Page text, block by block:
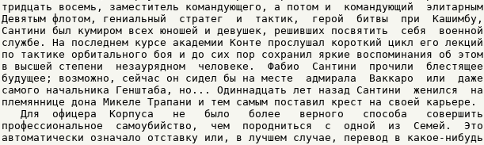
тридцать восемь, заместитель командующего, а потом и  командующий  элитарным
Девятым флотом, гениальный  стратег  и  тактик,  герой  битвы  при  Кашимбу,
Сантини был кумиром всех юношей и девушек, решивших посвятить  себя  военной
службе. На последнем курсе академии Конте прослушал короткий цикл его лекций
по тактике орбитального боя и до сих пор сохранил яркие воспоминания об этом
в высшей степени  незаурядном  человеке.  Фабио  Сантини  прочили  блестящее
будущее; возможно, сейчас он сидел бы на месте  адмирала  Ваккаро  или  даже
самого начальника Генштаба, но... Одиннадцать лет назад Сантини  женился  на
племяннице дона Микеле Трапани и тем самым поставил крест на своей карьере.
   Для  офицера  Корпуса   не   было   более   верного   способа   совершить
профессиональное  самоубийство,  чем  породниться  с  одной  из  Семей.  Это
автоматически означало отставку или, в лучшем случае, перевод в какое-нибудь